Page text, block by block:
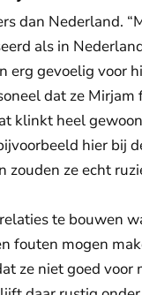
dan Nederland.
als in
erg gevoelig voor
dat ze Mirjam
klinkt heel
hier bij
zouden ze echt
te bouwen
fouten mogen
ze niet goed voor